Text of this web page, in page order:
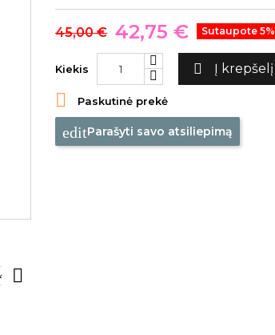

45,00 € 42,75 € Sutaupote 5%
Kiekis  Į krepšelį
 Paskutinė prekė
editParašyti savo atsiliepimą